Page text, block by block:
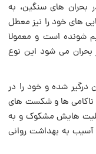
بحران هاى سنگین، به
هاى خود را نیز معطل
شونده است و معمولا
بحران می شود این نوع
درگیر شده و خود را در
ناکامی ها و شکست هاى
هایش مشکوک و به
به بهداشت روانی